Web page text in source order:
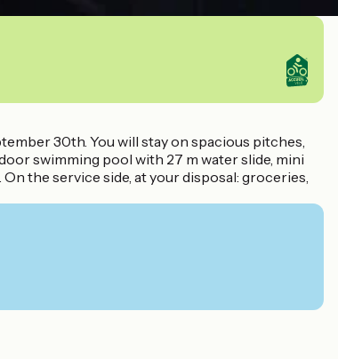
30th. You will stay on spacious pitches,
swimming pool with 27 m water slide, mini
the service side, at your disposal: groceries,